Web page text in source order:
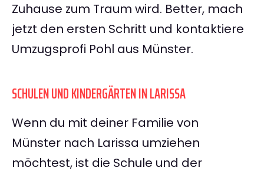
Zuhause zum Traum wird. Better, mach
jetzt den ersten Schritt und kontaktiere
Umzugsprofi Pohl aus Münster.
SCHULEN UND KINDERGÄRTEN IN LARISSA
Wenn du mit deiner Familie von
Münster nach Larissa umziehen
möchtest, ist die Schule und der